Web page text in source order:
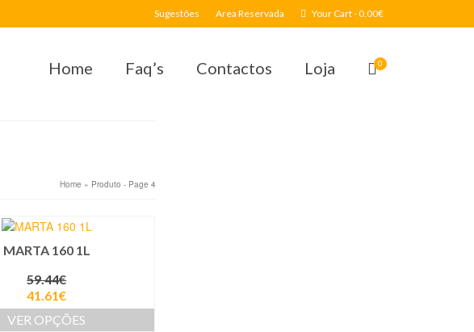
Sugestões Area Reservada Your Cart-0.00€
Home Faq’s Contactos Loja 0
Home » Produto - Page 4
MARTA 160 1L
59.44€
41.61€
VER OPÇÕES